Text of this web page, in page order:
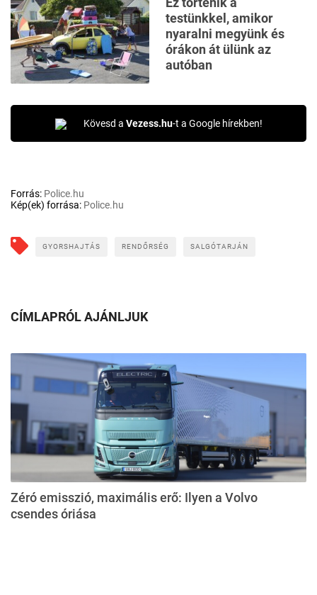
testünkkel, amikor
nyaralni megyünk és
órákon át ülünk az
autóban
Kövesd a Vezess.hu-t a Google hírekben!
Forrás: Police.hu
Kép(ek) forrása: Police.hu
GYORSHAJTÁS RENDŐRSÉG SALGÓTARJÁN
CÍMLAPRÓL AJÁNLJUK
Zéró emisszió, maximális erő: Ilyen a Volvo
csendes óriása